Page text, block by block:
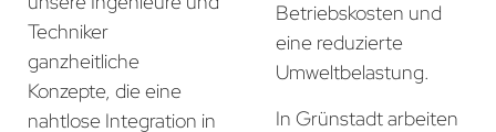
Techniker
ganzheitliche
Konzepte, die eine
nahtlose Integration in
Betriebskosten und
eine reduzierte
Umweltbelastung.
In Grünstadt arbeiten